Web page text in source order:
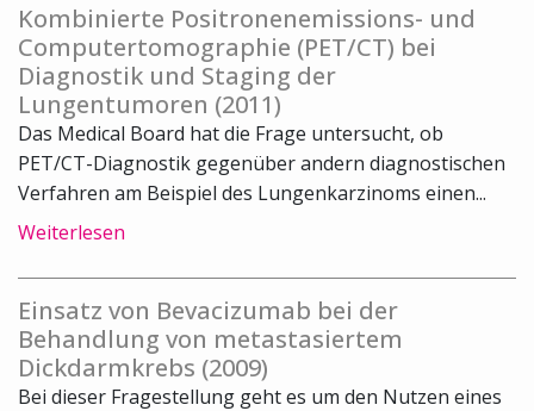
Kombinierte Positronenemissions- und
Computertomographie (PET/CT) bei
Diagnostik und Staging der
Lungentumoren (2011)
Das Medical Board hat die Frage untersucht, ob
PET/CT-Diagnostik gegenüber andern diagnostischen
Verfahren am Beispiel des Lungenkarzinoms einen...
Weiterlesen
Einsatz von Bevacizumab bei der
Behandlung von metastasiertem
Dickdarmkrebs (2009)
Bei dieser Fragestellung geht es um den Nutzen eines